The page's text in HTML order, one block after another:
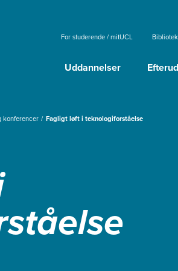
For studerende / mitUCL Bibliotek
Uddannelser
konferencer Fagligt løft i teknologiforståelse